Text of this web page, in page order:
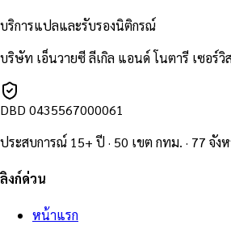
บริการแปลและรับรองนิติกรณ์
บริษัท เอ็นวายซี ลีเกิล แอนด์ โนตารี เซอร์วิ
DBD 0435567000061
ประสบการณ์ 15+ ปี · 50 เขต กทม. · 77 จัง
ลิงก์ด่วน
หน้าแรก